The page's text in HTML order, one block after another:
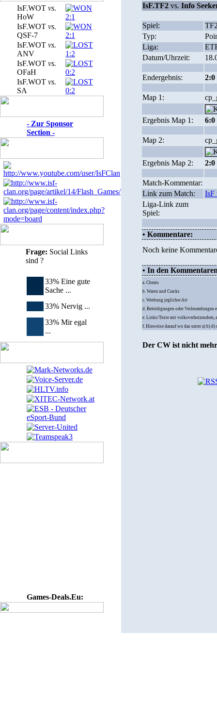
IsF.WOT vs.
HoW
2:1
IsF.WOT vs.
QSF-7
2:1
IsF.WOT vs.
ANV
1:2
IsF.WOT vs.
OFaH
0:2
IsF.WOT vs.
SA
0:2
- Zur Sponsor
Section -
Frage: Social Links
sind ?
33% Eine gute
Sache ...
33% Nervig ...
33% Mir egal
...
Games-Deals.Eu:
IsF.TF2 vs. Info
Spiel:
Typ:
Liga:
Datum/Uhrzeit:
Endergebnis: 2:0
Map 1:
Ergebnis Map 1: 6:0
Map 2:
Ergebnis Map 2: 2:0
Match-Kommentar:
Link zum Match:
IsF
Liga-Link zum
Spiel:
• Kommentare:
Noch keine
• In den
a. Cheats
b. Warez und Cracks
c. Werbung jeglicher Art
d. Beleidigungen oder Verleumdungen
e. Links/Texte mit volksverhetzendem,
f. Hinweise darauf wo das unter a) b)
Der CW ist nicht